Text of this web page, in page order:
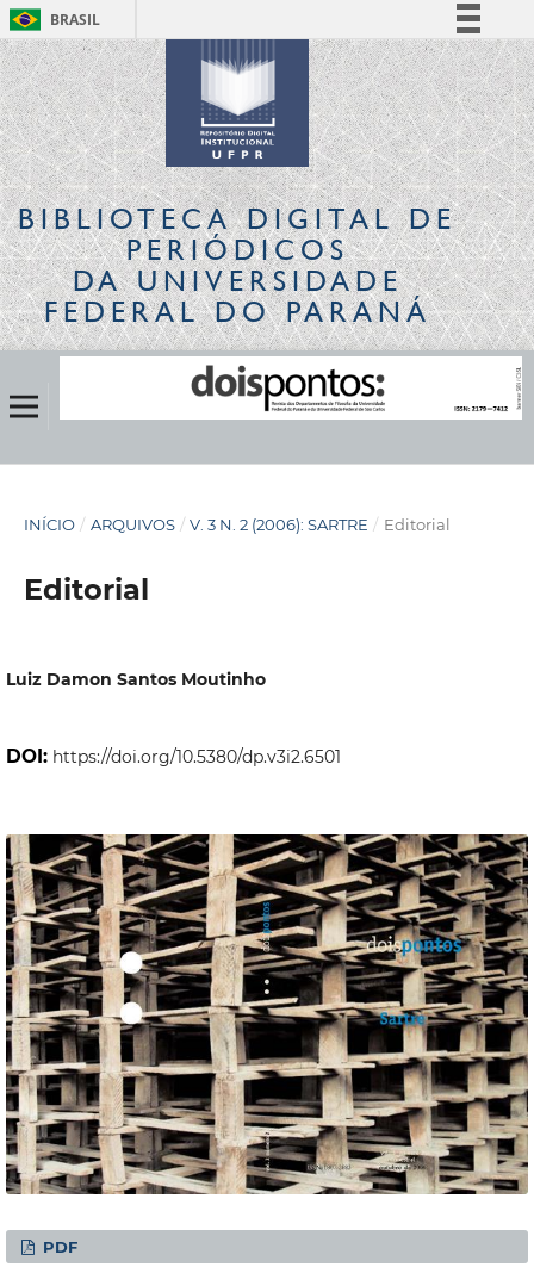
BRASIL
Simplifique!
Comunica BR
Participe
Acesso à informação
Legislação
Canais
BIBLIOTECA DIGITALDE
PERIÓDICOS
DA UNIVERSIDADE
FEDERAL DO PARANÁ
INÍCIO / ARQUIVOS / V. 3 N. 2 (2006): SARTRE / Editorial
Editorial
Luiz Damon Santos Moutinho
DOI: https://doi.org/10.5380/dp.v3i2.6501
PDF